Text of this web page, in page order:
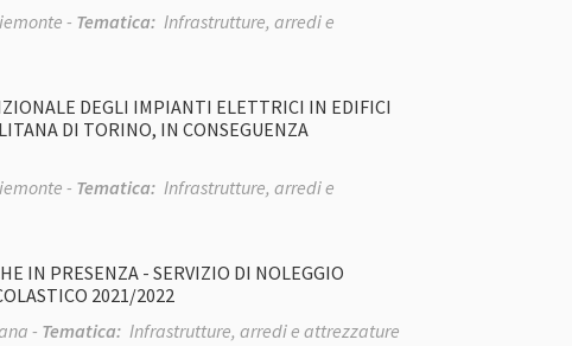
- Tematica: Infrastrutture, arredi e
DEGLI IMPIANTI ELETTRICI IN EDIFICI
DI TORINO, IN CONSEGUENZA
- Tematica: Infrastrutture, arredi e
IN PRESENZA - SERVIZIO DI NOLEGGIO
2021/2022
- Tematica: Infrastrutture, arredi e attrezzature